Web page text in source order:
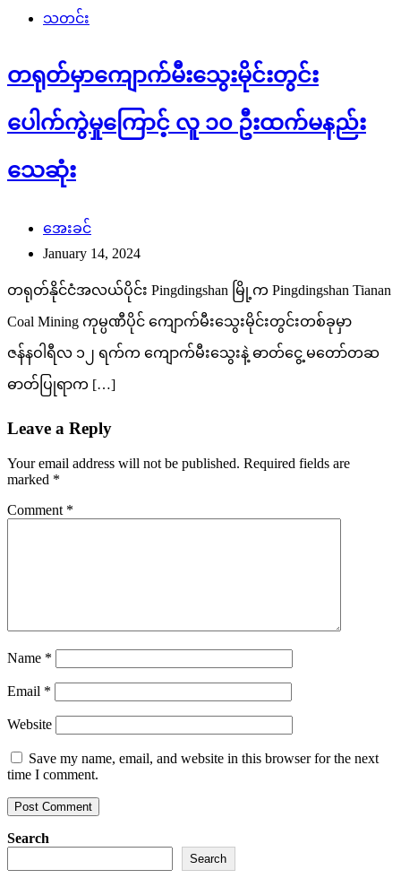
သတင်း
တရုတ်မှာကျောက်မီးသွေးမိုင်းတွင်း
ပေါက်ကွဲမှုကြောင့် လူ ၁၀ ဦးထက်မနည်း
‌သေဆုံး
အေးခင်
January 14, 2024
တရုတ်နိုင်ငံအလယ်ပိုင်း Pingdingshan မြို့က Pingdingshan Tianan
Coal Mining ကုမ္ပဏီပိုင် ကျောက်မီးသွေးမိုင်းတွင်းတစ်ခုမှာ
ဇန်နဝါရီလ ၁၂ ရက်က ကျောက်မီးသွေးနဲ့ ဓာတ်ငွေ့ မတော်တဆ
ဓာတ်ပြုရာက […]
Leave a Reply
Your email address will not be published. Required fields are
marked *
Comment *
Name *
Email *
Website
Save my name, email, and website in this browser for the next
time I comment.
Search
Search